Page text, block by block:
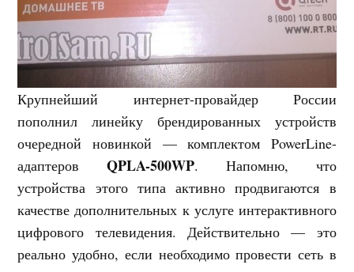
Крупнейший интернет-провайдер России
пополнил линейку брендированных устройств
очередной новинкой — комплектом PowerLine-
адаптеровQPLA-500WP. Напомню, что
устройства этого типа активно продвигаются в
качестве дополнительных к услуге интерактивного
цифрового телевидения. Действительно — это
реально удобно, если необходимо провести сеть в